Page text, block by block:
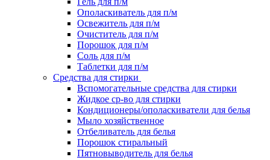
Ополаскиватель для п/м
Освежитель для п/м
Очиститель для п/м
Порошок для п/м
Соль для п/м
Таблетки для п/м
Средства для стирки
Вспомогательные средства для стирки
Жидкое ср-во для стирки
Кондиционеры/ополаскиватели для белья
Мыло хозяйственное
Отбеливатель для белья
Порошок стиральный
Пятновыводитель для белья